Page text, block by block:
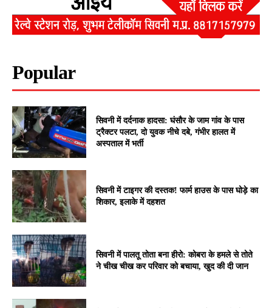
Popular
सिवनी में दर्दनाक हादसा: घंसौर के जाम गांव के पास
ट्रैक्टर पलटा, दो युवक नीचे दबे, गंभीर हालत में
अस्पताल में भर्ती
सिवनी में टाइगर की दस्तक! फार्म हाउस के पास घोड़े का
शिकार, इलाके में दहशत
सिवनी में पालतू तोता बना हीरो: कोबरा के हमले से तोते
ने चीख चीख कर परिवार को बचाया, खुद की दी जान